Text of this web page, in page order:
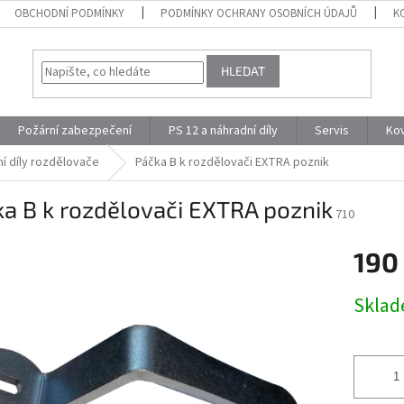
OBCHODNÍ PODMÍNKY PODMÍNKY OCHRANY OSOBNÍCH ÚDAJŮ
HLEDAT
Požární zabezpečení PS 12 a náhradní díly Servis
díly rozdělovače Páčka B k rozdělovači EXTRA poznik
B k rozdělovači EXTRA poznik 710
190
cena: